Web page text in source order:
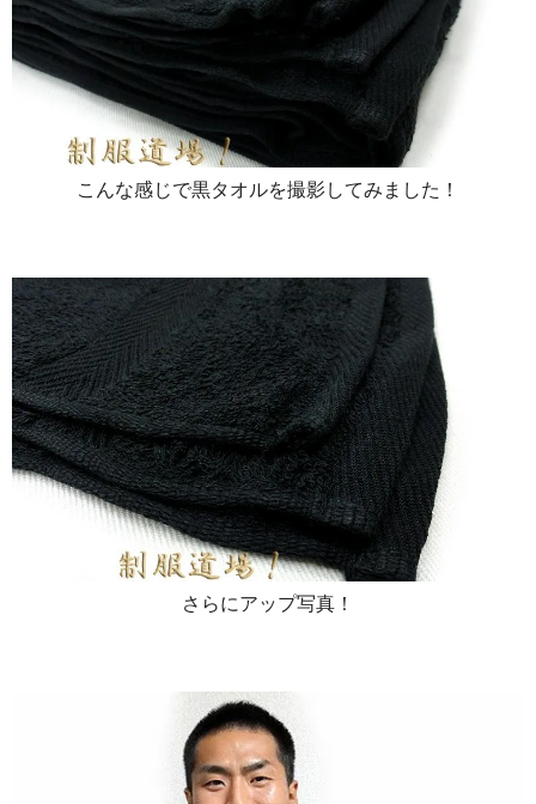
こんな感じで黒タオルを撮影してみました！
さらにアップ写真！